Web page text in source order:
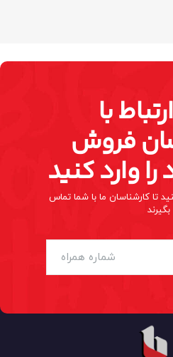
با
فروش
وارد کنید
تا کارشناسان ما با شما تماس
بگیرند